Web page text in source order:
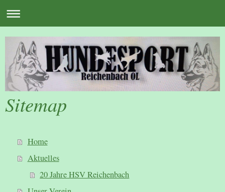
Sitemap
Home
Aktuelles
20 Jahre HSV Reichenbach